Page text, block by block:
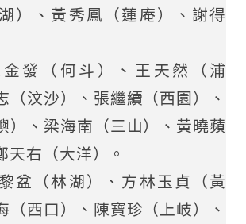
）、黃秀鳳（蓮庵）、謝得
發（何斗）、王天然（浦
（汶沙）、張繼續（西園）、
）、梁海南（三山）、黃曉蘋
天右（大洋）。
盆（林湖）、方林玉貞（黃
（西口）、陳寶珍（上岐）、